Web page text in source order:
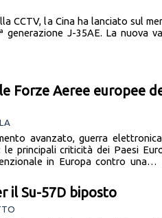
CCTV, la Cina ha lanciato sul
J-35AE. La nuova
Forze Aeree europee
avanzato, guerra
le principali criticità dei Paesi
in Europa contro una…
il Su-57D biposto